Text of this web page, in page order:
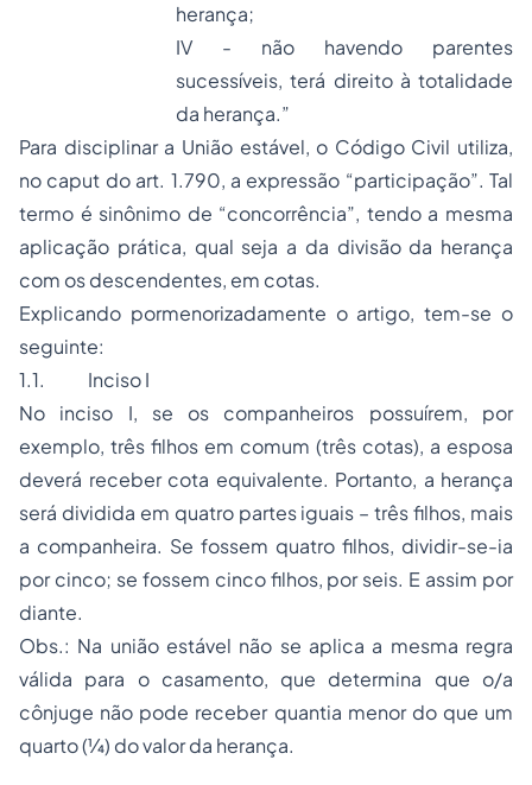
herança;
IV - não havendo parentes
sucessíveis, terá direito à totalidade
da herança.”
Para disciplinar a União estável, o Código Civil utiliza,
no caput do art. 1.790, a expressão “participação”. Tal
termo é sinônimo de “concorrência”, tendo a mesma
aplicação prática, qual seja a da divisão da herança
com os descendentes, em cotas.
Explicando pormenorizadamente o artigo, tem-se o
seguinte:
1.1. Inciso I
No inciso I, se os companheiros possuírem, por
exemplo, três filhos em comum (três cotas), a esposa
deverá receber cota equivalente. Portanto, a herança
será dividida em quatro partes iguais – três filhos, mais
a companheira. Se fossem quatro filhos, dividir-se-ia
por cinco; se fossem cinco filhos, por seis. E assim por
diante.
Obs.: Na união estável não se aplica a mesma regra
válida para o casamento, que determina que o/a
cônjuge não pode receber quantia menor do que um
quarto (¼) do valor da herança.